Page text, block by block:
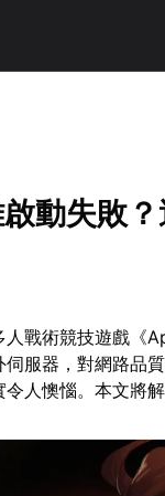
動失敗？
人戰術競技遊戲《
伺服器，對網路品
令人懊惱。本文將